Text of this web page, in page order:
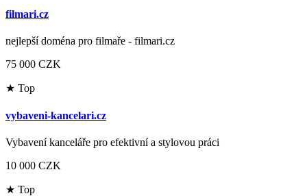
filmari.cz
nejlepší doména pro filmaře - filmari.cz
75 000 CZK
★ Top
vybaveni-kancelari.cz
Vybavení kanceláře pro efektivní a stylovou práci
10 000 CZK
★ Top